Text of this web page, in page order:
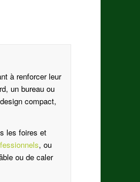
à renforcer leur
un bureau ou
compact,
les foires et
, ou
ou de caler